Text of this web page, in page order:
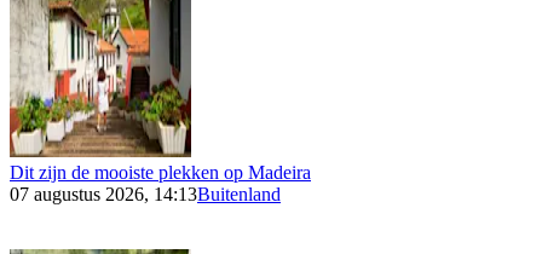
Dit zijn de mooiste plekken op Madeira
07 augustus 2026, 14:13Buitenland